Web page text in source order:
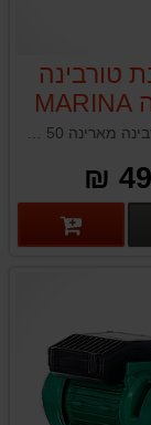
טורבינה
מארינה MARINA
KPM
משאבת טורבינה מארינה MARINA KPM 50 תוצרת איטליה
נוספים